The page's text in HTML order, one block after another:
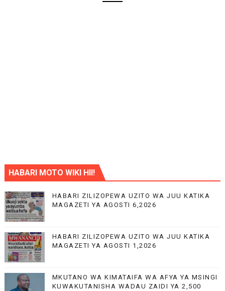
HABARI MOTO WIKI HII!
HABARI ZILIZOPEWA UZITO WA JUU KATIKA
MAGAZETI YA AGOSTI 6,2026
HABARI ZILIZOPEWA UZITO WA JUU KATIKA
MAGAZETI YA AGOSTI 1,2026
MKUTANO WA KIMATAIFA WA AFYA YA MSINGI
KUWAKUTANISHA WADAU ZAIDI YA 2,500